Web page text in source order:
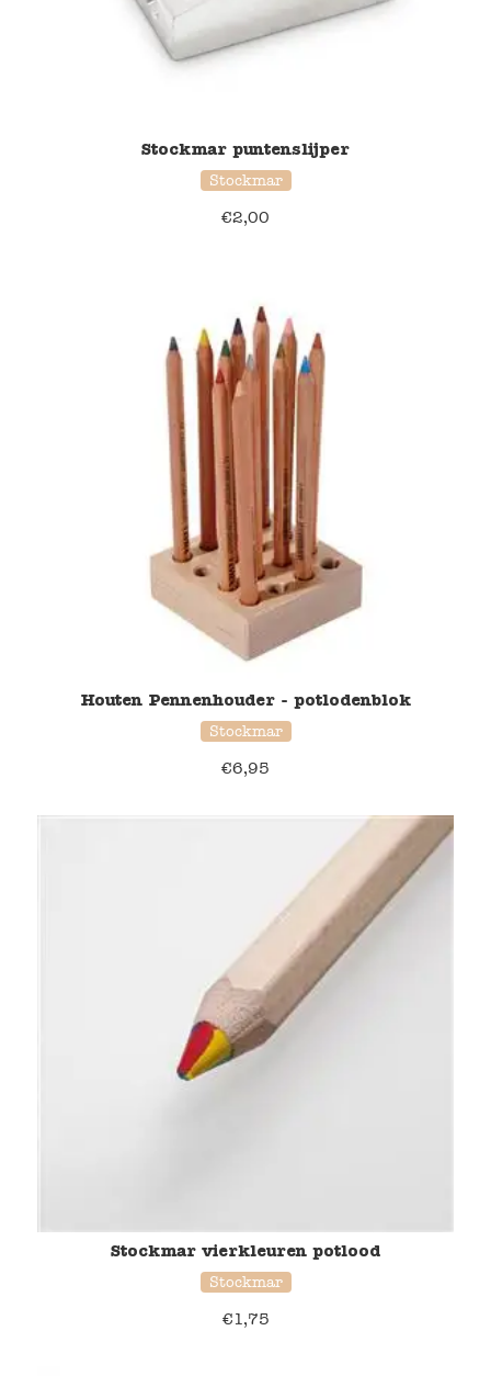
Stockmar puntenslijper
Stockmar
€2,00
Houten Pennenhouder - potlodenblok
Stockmar
€6,95
Stockmar vierkleuren potlood
Stockmar
€1,75